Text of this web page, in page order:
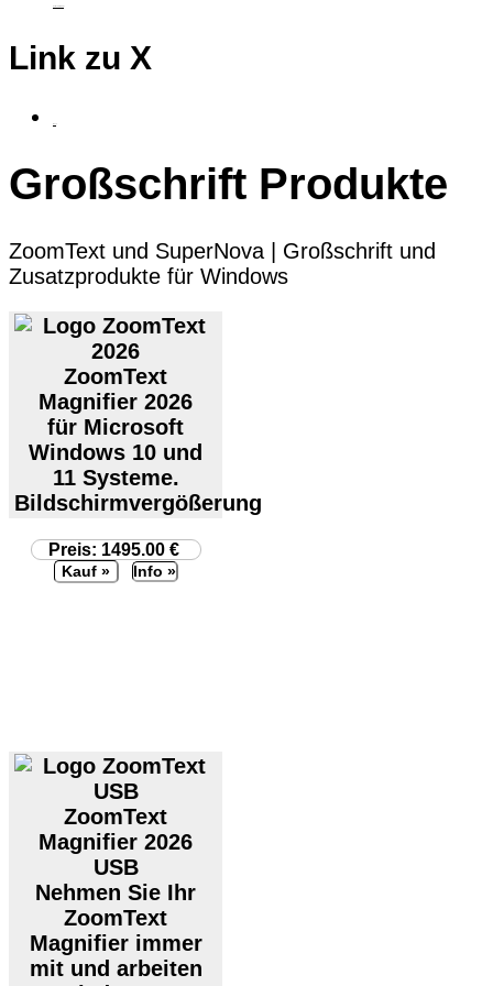
Link zu X
Großschrift Produkte
ZoomText und SuperNova | Großschrift und
Zusatzprodukte für Windows
ZoomText
Magnifier 2026
für Microsoft
Windows 10 und
11 Systeme.
Bildschirmvergößerung
Preis: 1495.00 €
Info »
ZoomText
Magnifier 2026
USB
Nehmen Sie Ihr
ZoomText
Magnifier immer
mit und arbeiten